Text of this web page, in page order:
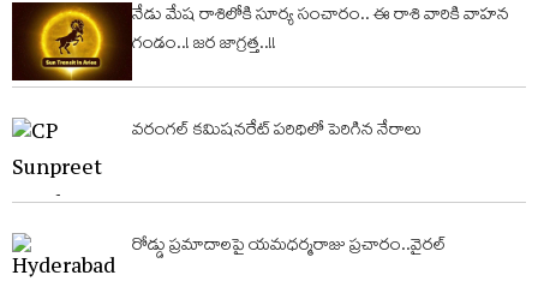
నేడు మేష రాశిలోకి సూర్య సంచారం.. ఈ రాశి వారికి వాహ‌న
గండం..! జ‌ర జాగ్ర‌త్త‌..!!
వరంగల్ కమిషనరేట్ పరిధిలో పెరిగిన నేరాలు
రోడ్డు ప్రమాదాలపై యమధర్మరాజు ప్రచారం..వైరల్